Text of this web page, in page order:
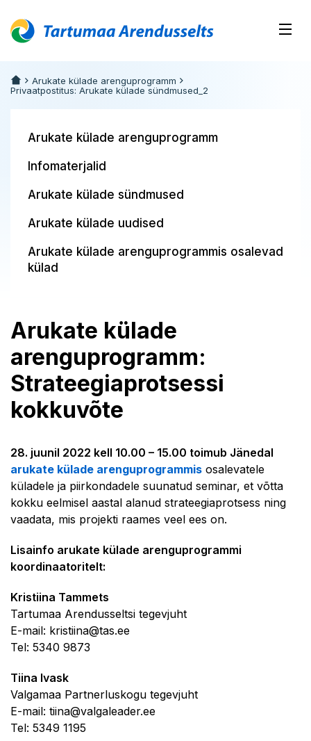
Arukate külade arenguprogramm
Privaatpostitus: Arukate külade sündmused_2
Arukate külade arenguprogramm
Infomaterjalid
Arukate külade sündmused
Arukate külade uudised
Arukate külade arenguprogrammis osalevad
külad
Arukate külade
arenguprogramm:
Strateegiaprotsessi
kokkuvõte
28. juunil 2022 kell 10.00 – 15.00 toimub Jänedal
arukate külade arenguprogrammis osalevatele
küladele ja piirkondadele suunatud seminar, et võtta
kokku eelmisel aastal alanud strateegiaprotsess ning
vaadata, mis projekti raames veel ees on.
Lisainfo arukate külade arenguprogrammi
koordinaatoritelt:
Kristiina Tammets
Tartumaa Arendusseltsi tegevjuht
E-mail: kristiina@tas.ee
Tel: 5340 9873
Tiina Ivask
Valgamaa Partnerluskogu tegevjuht
E-mail: tiina@valgaleader.ee
Tel: 5349 1195